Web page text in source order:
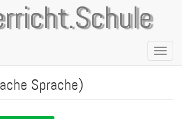
Sprache)